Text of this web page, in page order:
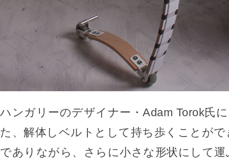
ハンガリーのデザイナー・Adam Torok氏
た、解体しベルトとして持ち歩くことが
でありながら、さらに小さな形状にして